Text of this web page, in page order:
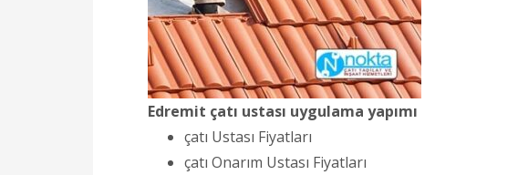
Edremit çatı ustası uygulama yapımı
çatı Ustası Fiyatları
çatı Onarım Ustası Fiyatları